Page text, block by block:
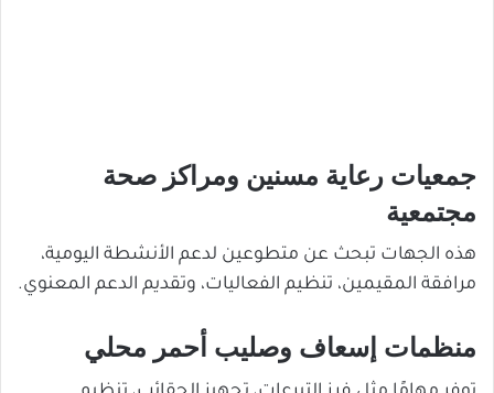
جمعيات رعاية مسنين ومراكز صحة
مجتمعية
هذه الجهات تبحث عن متطوعين لدعم الأنشطة اليومية،
مرافقة المقيمين، تنظيم الفعاليات، وتقديم الدعم المعنوي.
منظمات إسعاف وصليب أحمر محلي